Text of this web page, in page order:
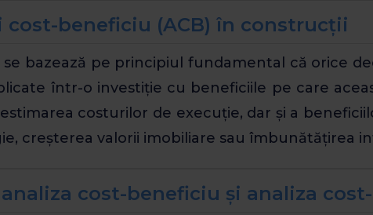
cost-beneficiu (ACB) în construcții
bazează pe principiul fundamental că orice
într-o investiție cu beneficiile pe care
costurilor de execuție, dar și a
creșterea valorii imobiliare sau îmbunătățirea
cost-beneficiu și analiza